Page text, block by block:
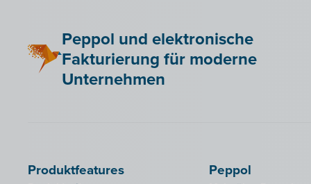
Peppol und elektronische
Fakturierung für moderne
Unternehmen
Produktfeatures Peppol